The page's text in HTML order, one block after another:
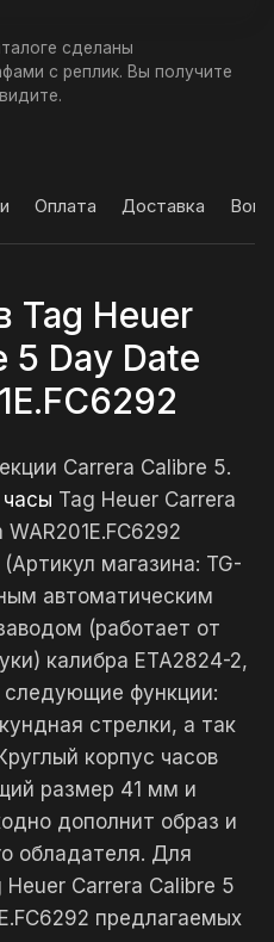
сделаны
с реплик. Вы получите
Оплата Доставка
Tag Heuer
5 Day Date
Carrera Calibre 5.
Tag Heuer Carrera
магазина: TG-
автоматическим
(работает от
калибра ETA2824-2,
следующие функции:
стрелки, а так
корпус часов
размер 41 мм и
дополнит образ и
обладателя. Для
Heuer Carrera Calibre 5
предлагаемых